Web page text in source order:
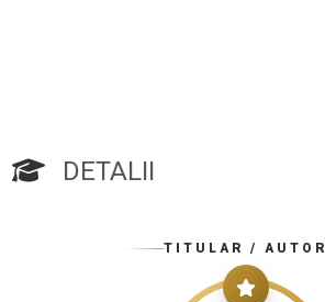
DETALII
TITULAR / AUTOR